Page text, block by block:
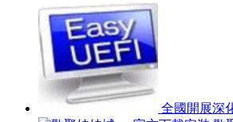
全國開展深